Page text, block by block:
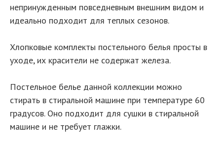
непринужденным повседневным внешним видом и
идеально подходит для теплых сезонов.
Хлопковые комплекты постельного белья просты в
уходе, их красители не содержат железа.
Постельное белье данной коллекции можно
стирать в стиральной машине при температуре 60
градусов. Оно подходит для сушки в стиральной
машине и не требует глажки.